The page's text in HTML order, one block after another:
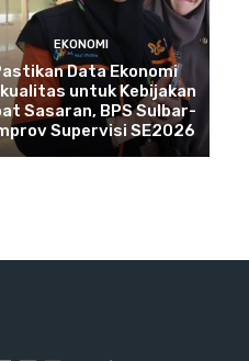
EKONOMI
Data Ekonomi
untuk Kebijakan
Sasaran, BPS Sulbar-
Supervisi SE2026